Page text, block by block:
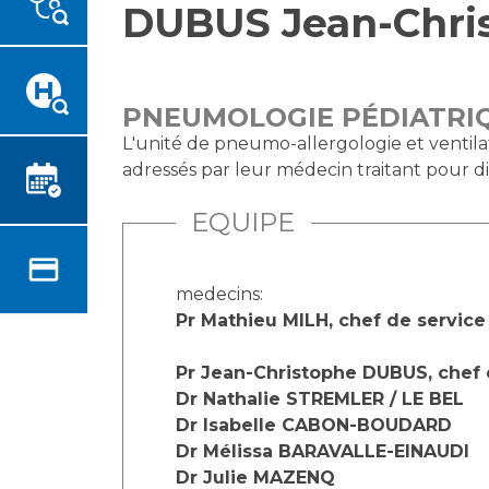
Vous accompagnez, vous
Vous avez un examen
d'imagerie ou de radiologie à
réaliser
Vous avez une analyse à
Vous venez en consultation
santé en ligne
Infos COVID-19
Vivre ensemble à l'hôpital
Culture à l'hôpital
Emplois paramédicaux
Espace Formation
Étudiants hospitaliers
Emplois techniques et
Emplois divers
Statuts
Stages paramédicaux
Chercheurs
La recherche clinique à l'AP-
DUBUS Jean-
PNEUMOLOGIE
L'unité de pneumo-allergologie et
adressés par leur médecin traitant pour
EQUIPE
medecins:
Pr Mathieu MILH, chef de service
Pr Jean-Christophe DUBUS,
Dr Nathalie STREMLER / LE BEL
Dr Isabelle CABON-BOUDARD
Dr Mélissa BARAVALLE-EINAUDI
Dr Julie MAZENQ